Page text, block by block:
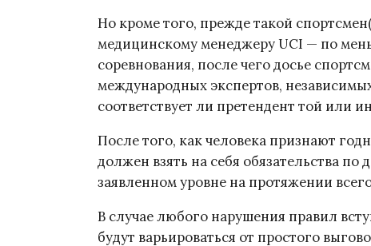
Но кроме того, прежде такой
медицинскому менеджеру UCI — по
соревнования, после чего досье
международных экспертов,
соответствует ли претендент той или
После того, как человека признают
должен взять на себя обязательства
заявленном уровне на протяжении
В случае любого нарушения правил
будут варьироваться от простого